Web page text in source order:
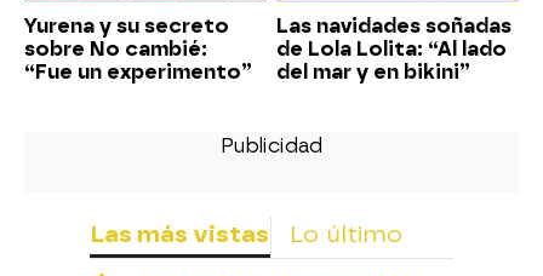
Yurena y su secreto
sobre No cambié:
“Fue un experimento”
Las navidades soñadas
de Lola Lolita: “Al lado
del mar y en bikini”
Las más vistas Lo último